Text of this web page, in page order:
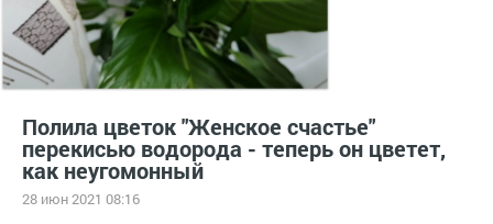
Полила цветок "Женское счастье"
перекисью водорода - теперь он цветет,
как неугомонный
28 июн 2021 08:16